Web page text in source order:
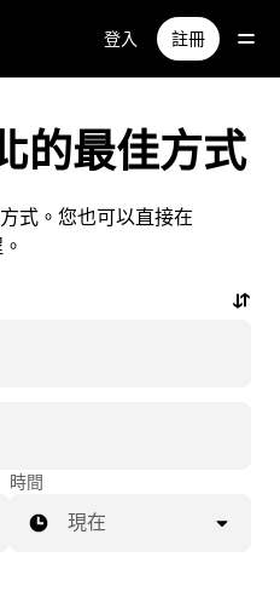
登入 註冊
的最佳方式
式。您也可以直接在
時間
現在